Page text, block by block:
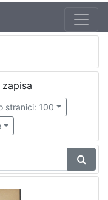
stranici: 100